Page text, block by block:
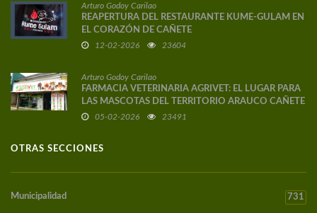
Arturo Godoy Carilao
REAPERTURA DEL RESTAURANTE KUME-GULAM EN
EL CORAZÓN DE CAÑETE
12-02-2026 23604
Arturo Godoy Carilao
FARMACIA VETERINARIA AGRIVET: EL LUGAR PARA
LAS MASCOTAS DEL TERRITORIO ARAUCO CAÑETE
05-02-2026 23491
OTRAS SECCIONES
Municipalidad 731